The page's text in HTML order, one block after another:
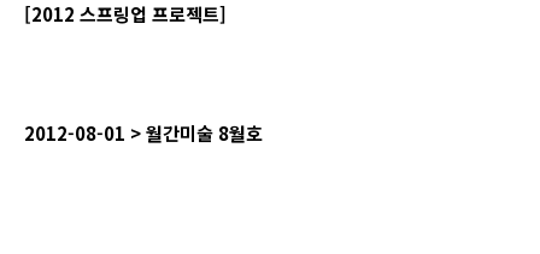
[2012 스프링업 프로젝트]
2012-08-01 >월간미술 8월호